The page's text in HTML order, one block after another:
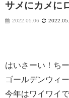
サメにカメに
2022.05.06
はいさーい！ちー
ゴールデンウィ
今年はワイワイ